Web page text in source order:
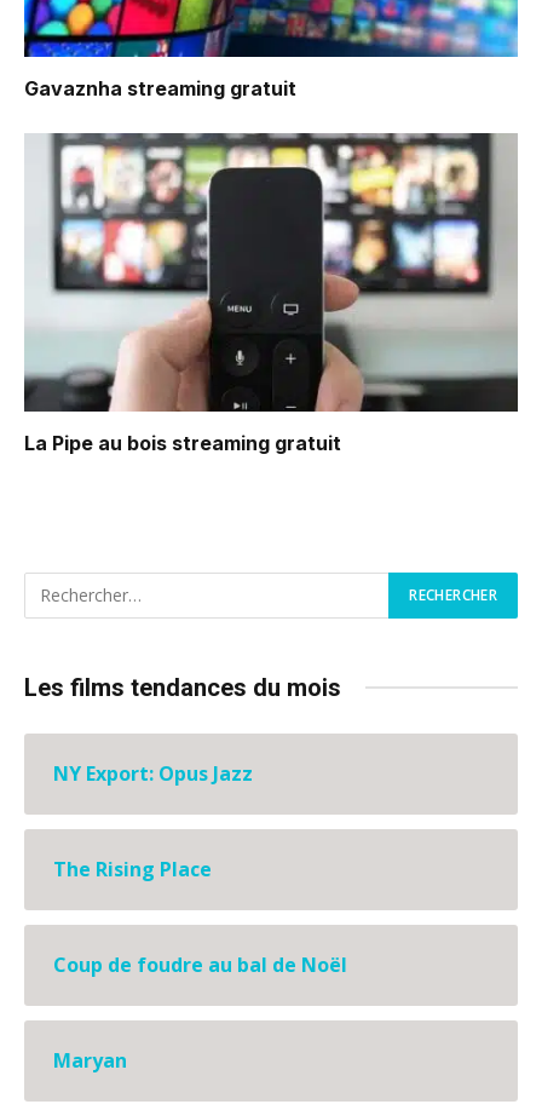
Gavaznha streaming gratuit
La Pipe au bois streaming gratuit
Les films tendances du mois
NY Export: Opus Jazz
The Rising Place
Coup de foudre au bal de Noël
Maryan